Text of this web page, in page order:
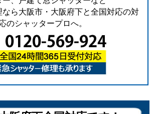
なら大阪市・大阪府下と全国対応の対
のシャッタープロへ。